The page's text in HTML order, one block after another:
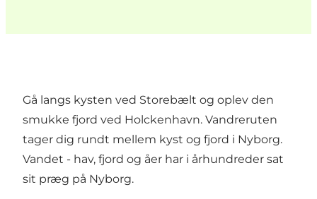
Gå langs kysten ved Storebælt og oplev den
smukke fjord ved Holckenhavn. Vandreruten
tager dig rundt mellem kyst og fjord i Nyborg.
Vandet - hav, fjord og åer har i århundreder sat
sit præg på Nyborg.